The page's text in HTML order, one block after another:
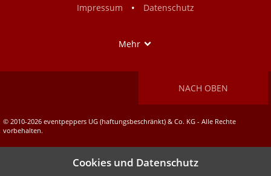
Impressum
• Datenschutz
Mehr
NACH OBEN
© 2010-2026 eventpeppers UG (haftungsbeschränkt) & Co. KG - Alle Rechte
vorbehalten.
Cookies und Datenschutz